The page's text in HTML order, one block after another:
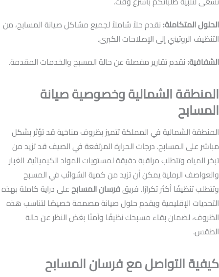
الحلول المتكاملة: نقدم حلاً شاملاً لجميع مشاكل صيانة المسابح، من
التنظيف الروتيني إلى الإصلاحات الكبرى.
الشفافية: نقدم تقارير مفصلة عن حالة المسبح والخدمات المقدمة.
المنطقة الشمالية وخصوصية صيانة
المسابح
المنطقة الشمالية في المملكة تتميز بظروف مناخية قد تؤثر بشكل
مباشر على المسابح. درجات الحرارة المرتفعة في الصيف قد تزيد من
تبخر المياه وتتطلب مراقبة دقيقة لمستويات المواد الكيميائية. الغبار
والعواصف الرملية يمكن أن تزيد من كمية الشوائب في المسبح
وتتطلب تنظيفًا أكثر تكرارًا. فريقفرسان المسابحعلى دراية كاملة بهذه
التحديات الإقليمية ويقدم حلول صيانة مصممة خصيصًا لتناسب هذه
الظروف، لضمان بقاء مسبحك نظيفًا وآمنًا بغض النظر عن حالة
الطقس.
كيفية التواصل مع فرسان المسابح